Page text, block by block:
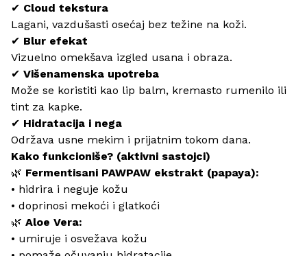
✔ Cloud tekstura
Lagani, vazdušasti osećaj bez težine na koži.
✔ Blur efekat
Vizuelno omekšava izgled usana i obraza.
✔ Višenamenska upotreba
Može se koristiti kao lip balm, kremasto rumenilo ili
tint za kapke.
✔ Hidratacija i nega
Održava usne mekim i prijatnim tokom dana.
Kako funkcioniše? (aktivni sastojci)
🌿 Fermentisani PAWPAW ekstrakt (papaya):
• hidrira i neguje kožu
• doprinosi mekoći i glatkoći
🌿 Aloe Vera:
• umiruje i osvežava kožu